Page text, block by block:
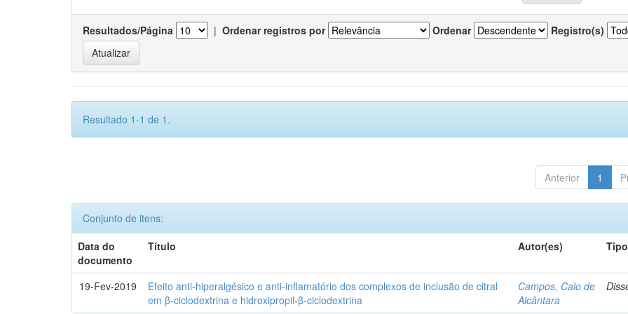
Resultados/Página | Ordenar registros por Ordenar Registro(s)
Resultado 1-1 de 1.
Anterior 1
Conjunto de itens:
Data do
documento
Título Autor(es) Tipo
19-Fev-2019
Efeito anti-hiperalgésico e anti-inflamatório dos complexos de inclusão de citral
em β-ciclodextrina e hidroxipropil-β-ciclodextrina
Campos, Caio de
Alcântara